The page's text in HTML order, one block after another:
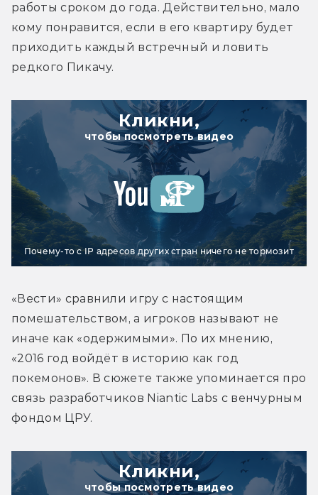
работы сроком до года. Действительно, мало
кому понравится, если в его квартиру будет
приходить каждый встречный и ловить
редкого Пикачу.
Кликни,
чтобы посмотреть видео
Почему-то с IP адресов других стран ничего не тормозит
«Вести» сравнили игру с настоящим
помешательством, а игроков называют не
иначе как «одержимыми». По их мнению,
«2016 год войдёт в историю как год
покемонов». В сюжете также упоминается про
связь разработчиков Niantic Labs с венчурным
фондом ЦРУ.
Кликни,
чтобы посмотреть видео